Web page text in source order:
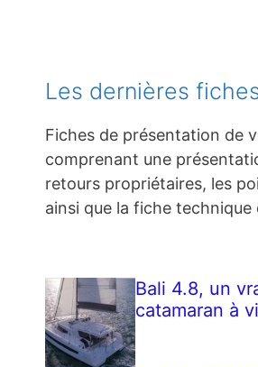
Les dernières
Fiches de présentation de
comprenant une
retours propriétaires, les
ainsi que la fiche technique
Bali 4.8, un
catamaran à